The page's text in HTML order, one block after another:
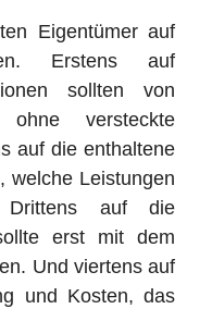
Eigentümer auf
Erstens auf
sollten von
versteckte
auf die enthaltene
welche Leistungen
Drittens auf die
erst mit dem
Und viertens auf
und Kosten, das